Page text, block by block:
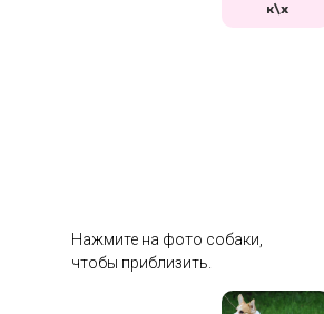
к\х
Нажмите на фото собаки,
чтобы приблизить.